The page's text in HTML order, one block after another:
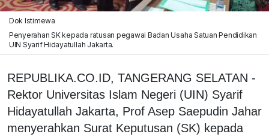
Dok Istimewa
Penyerahan SK kepada ratusan pegawai Badan Usaha Satuan Pendidikan
UIN Syarif Hidayatullah Jakarta.
REPUBLIKA.CO.ID, TANGERANG SELATAN -
Rektor Universitas Islam Negeri (UIN) Syarif
Hidayatullah Jakarta, Prof Asep Saepudin Jahar
menyerahkan Surat Keputusan (SK) kepada